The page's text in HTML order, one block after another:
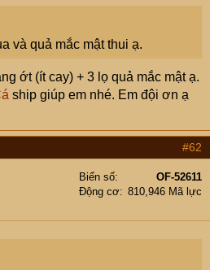
và quả mắc mật thui ạ.
ớt (ít cay) + 3 lọ quả mắc mật ạ.
ship giúp em nhé. Em đội ơn ạ
#62
Biển số
OF-52611
Động cơ
810,946 Mã lực